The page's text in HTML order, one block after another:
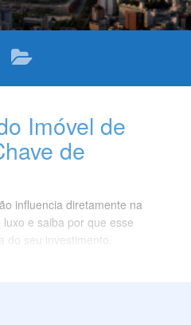
Imóvel de
de
influencia diretamente na
e saiba por que esse
do seu investimento.